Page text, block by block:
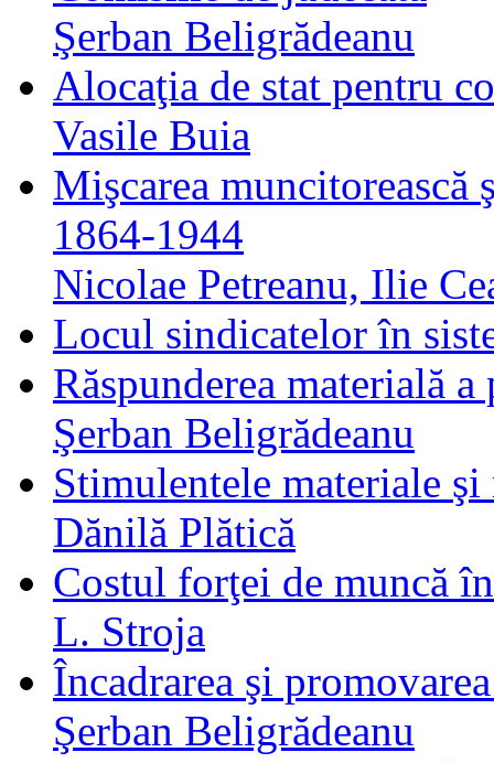
Şerban Beligrădeanu
Alocaţia de stat pentru
Vasile Buia
Mişcarea
1864-1944
Nicolae Petreanu, Ilie
Locul sindicatelor în
Răspunderea materială
Şerban Beligrădeanu
Stimulentele materiale şi
Dănilă Plătică
Costul forţei de muncă
L. Stroja
Încadrarea şi
Şerban Beligrădeanu